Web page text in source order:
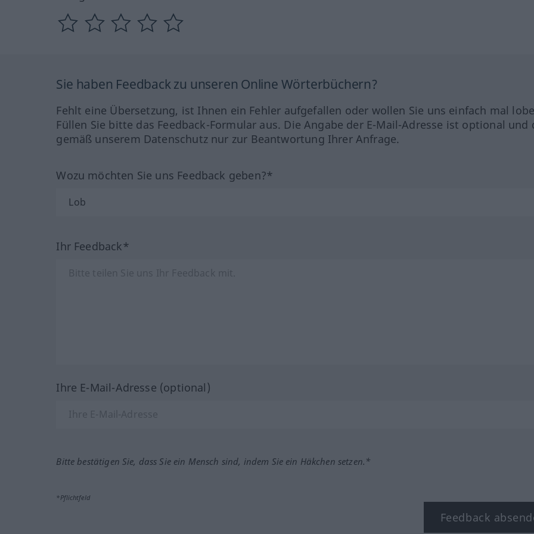
Sie haben Feedback zu unseren Online Wörterbüchern?
Fehlt eine Übersetzung, ist Ihnen ein Fehler aufgefallen oder wollen Sie uns einfach mal
Füllen Sie bitte das Feedback-Formular aus. Die Angabe der E-Mail-Adresse ist optional und
gemäß unserem Datenschutz nur zur Beantwortung Ihrer Anfrage.
Wozu möchten Sie uns Feedback geben?*
Ihr Feedback*
Ihre E-Mail-Adresse (optional)
Bitte bestätigen Sie, dass Sie ein Mensch sind, indem Sie ein Häkchen setzen.*
*Pflichtfeld
Feedback